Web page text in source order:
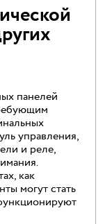
панелей
управления,
и реле,
как
могут стать